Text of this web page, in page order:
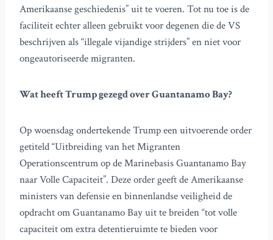
Amerikaanse geschiedenis” uit te voeren. Tot nu toe is de
faciliteit echter alleen gebruikt voor degenen die de VS
beschrijven als “illegale vijandige strijders” en niet voor
ongeautoriseerde migranten.
Wat heeft Trump gezegd over Guantanamo Bay?
Op woensdag ondertekende Trump een uitvoerende order
getiteld “Uitbreiding van het Migranten
Operationscentrum op de Marinebasis Guantanamo Bay
naar Volle Capaciteit”. Deze order geeft de Amerikaanse
ministers van defensie en binnenlandse veiligheid de
opdracht om Guantanamo Bay uit te breiden “tot volle
capaciteit om extra detentieruimte te bieden voor